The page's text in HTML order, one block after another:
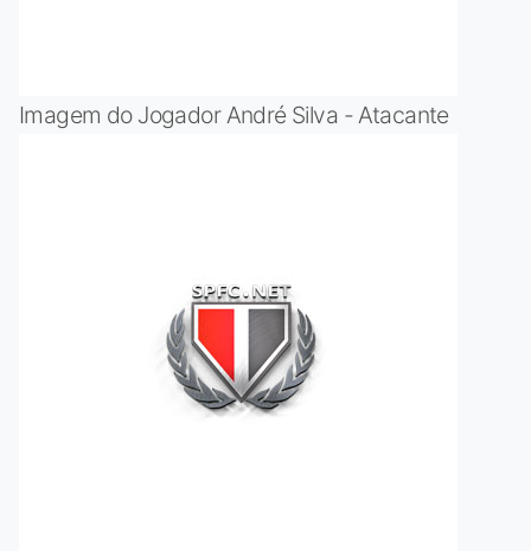
Imagem do Jogador André Silva - Atacante